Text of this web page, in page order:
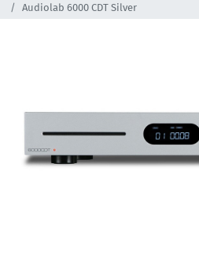
Audiolab 6000 CDT Silver